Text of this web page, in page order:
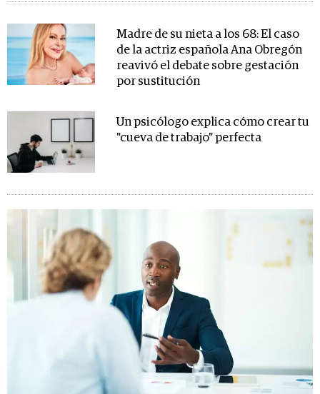
Madre de su nieta a los 68: El caso
de la actriz española Ana Obregón
reavivó el debate sobre gestación
por sustitución
Un psicólogo explica cómo crear tu
"cueva de trabajo" perfecta